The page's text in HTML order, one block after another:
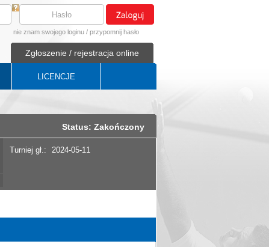
nie znam swojego loginu / przypomnij hasło
Zgłoszenie / rejestracja online
LICENCJE
Status: Zakończony
Turniej gł.: 2024-05-11